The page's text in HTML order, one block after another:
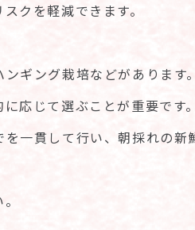
クを軽減できます。
ギング栽培などがあります。
応じて選ぶことが重要です。
一貫して行い、朝採れの新